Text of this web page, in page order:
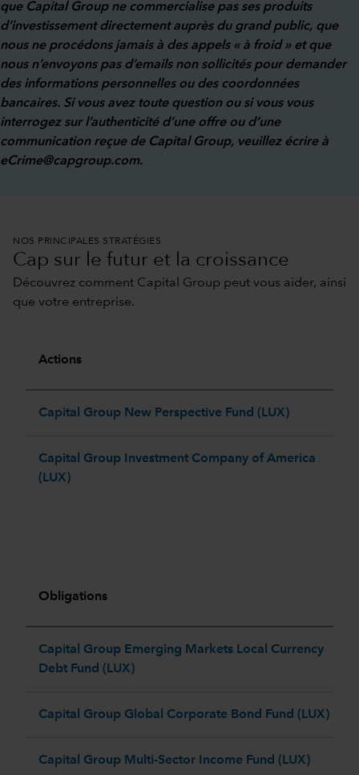
que Capital Group ne commercialise pas ses produits
d’investissement directement auprès du grand public, que
nous ne procédons jamais à des appels « à froid » et que
nous n’envoyons pas d’emails non sollicités pour demander
des informations personnelles ou des coordonnées
bancaires. Si vous avez toute question ou si vous vous
interrogez sur l’authenticité d’une offre ou d’une
communication reçue de Capital Group, veuillez écrire à
eCrime@capgroup.com.
NOS PRINCIPALES STRATÉGIES
Cap sur le futur et la croissance
Découvrez comment Capital Group peut vous aider, ainsi
que votre entreprise.
Actions
Capital Group New Perspective Fund (LUX)​
Capital Group Investment Company of America
(LUX)
Obligations
Capital Group Emerging Markets Local Currency
Debt Fund (LUX)​
Capital Group Global Corporate Bond Fund (LUX)​
Capital Group Multi-Sector Income Fund (LUX)